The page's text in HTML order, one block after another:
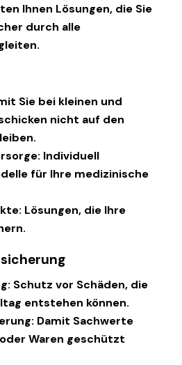
Ihnen Lösungen, die Sie
durch alle
Sie bei kleinen und
nicht auf den
: Individuell
für Ihre medizinische
: Lösungen, die Ihre
: Schutz vor Schäden, die
entstehen können.
: Damit Sachwerte
Waren geschützt